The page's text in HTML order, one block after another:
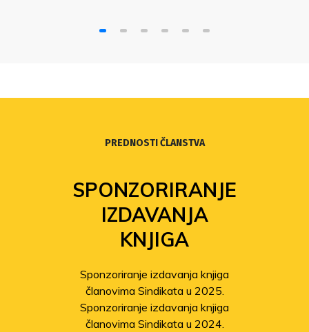
PREDNOSTI ČLANSTVA
SPONZORIRANJE
IZDAVANJA
KNJIGA
Sponzoriranje izdavanja knjiga
članovima Sindikata u 2025.
Sponzoriranje izdavanja knjiga
članovima Sindikata u 2024.